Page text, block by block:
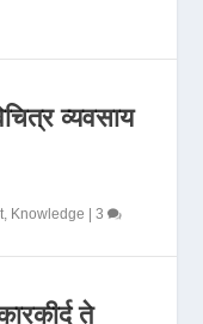
व्यवसाय
, Knowledge |3
ते